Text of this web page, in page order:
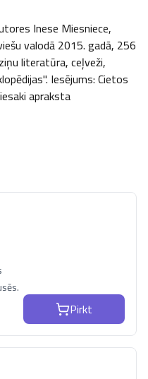
Inese Miesniece,
valodā 2015. gadā, 256
literatūra, ceļveži,
Iesējums: Cietos
apraksta
Pirkt